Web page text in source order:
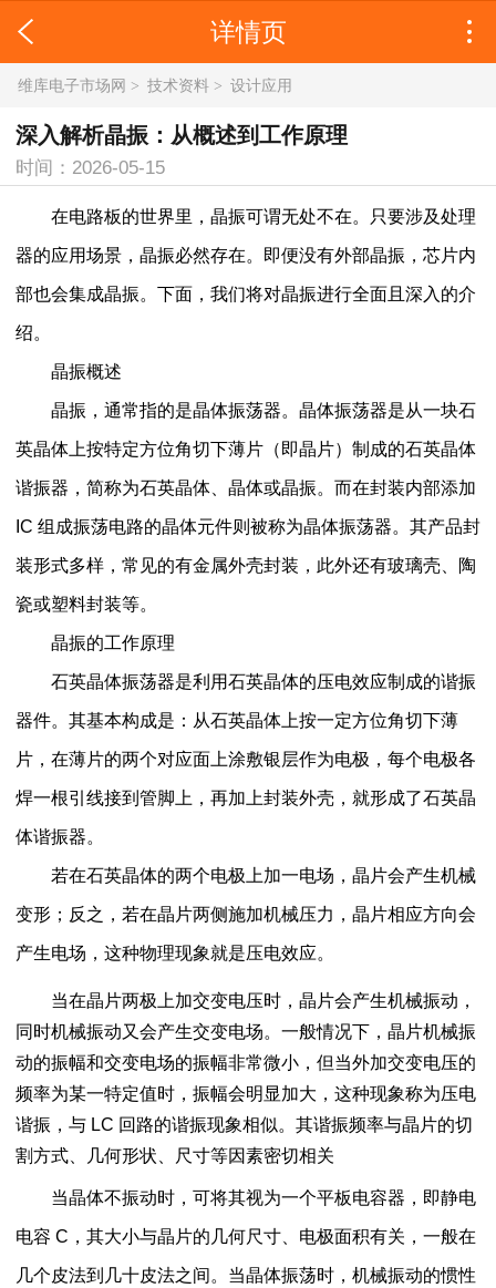
详情页
维库电子市场网 > 技术资料 > 设计应用
深入解析晶振：从概述到工作原理
时间：2026-05-15
在电路板的世界里，晶振可谓无处不在。只要涉及处理
器的应用场景，晶振必然存在。即便没有外部晶振，芯片内
部也会集成晶振。下面，我们将对晶振进行全面且深入的介
绍。
晶振概述
晶振，通常指的是晶体振荡器。晶体振荡器是从一块石
英晶体上按特定方位角切下薄片（即晶片）制成的石英晶体
谐振器，简称为石英晶体、晶体或晶振。而在封装内部添加
IC 组成振荡电路的晶体元件则被称为晶体振荡器。其产品封
装形式多样，常见的有金属外壳封装，此外还有玻璃壳、陶
瓷或塑料封装等。
晶振的工作原理
石英晶体振荡器是利用石英晶体的压电效应制成的谐振
器件。其基本构成是：从石英晶体上按一定方位角切下薄
片，在薄片的两个对应面上涂敷银层作为电极，每个电极各
焊一根引线接到管脚上，再加上封装外壳，就形成了石英晶
体谐振器。
若在石英晶体的两个电极上加一电场，晶片会产生机械
变形；反之，若在晶片两侧施加机械压力，晶片相应方向会
产生电场，这种物理现象就是压电效应。
当在晶片两极上加交变电压时，晶片会产生机械振动，
同时机械振动又会产生交变电场。一般情况下，晶片机械振
动的振幅和交变电场的振幅非常微小，但当外加交变电压的
频率为某一特定值时，振幅会明显加大，这种现象称为压电
谐振，与 LC 回路的谐振现象相似。其谐振频率与晶片的切
割方式、几何形状、尺寸等因素密切相关
当晶体不振动时，可将其视为一个平板电容器，即静电
电容 C，其大小与晶片的几何尺寸、电极面积有关，一般在
几个皮法到几十皮法之间。当晶体振荡时，机械振动的惯性